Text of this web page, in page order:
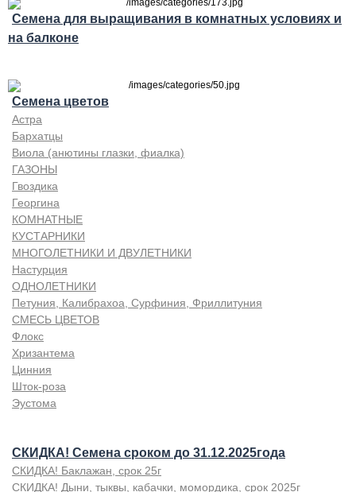
Семена для выращивания в комнатных условиях и
на балконе
Семена цветов
Астра
Бархатцы
Виола (анютины глазки, фиалка)
ГАЗОНЫ
Гвоздика
Георгина
КОМНАТНЫЕ
КУСТАРНИКИ
МНОГОЛЕТНИКИ И ДВУЛЕТНИКИ
Настурция
ОДНОЛЕТНИКИ
Петуния, Калибрахоа, Сурфиния, Фриллитуния
СМЕСЬ ЦВЕТОВ
Флокс
Хризантема
Цинния
Шток-роза
Эустома
СКИДКА! Семена сроком до 31.12.2025года
СКИДКА! Баклажан, срок 25г
СКИДКА! Дыни, тыквы, кабачки, момордика, срок 2025г